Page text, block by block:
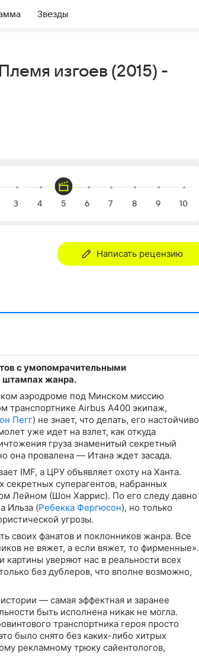
Звезды
изгоев (2015) -
Написать рецензию
с умопомрачительными
штампах жанра.
аэродроме под Минском миссию
транспортнике Airbus A400 экипаж,
Пегг) не знает, что делать, его настойчиво
уже идет на взлет, как откуда
груза знаменитый секретный
она провалена — Итана ждет засада.
IMF, а ЦРУ объявляет охоту на Ханта.
суперагентов, набранных
Лейном (Шон Харрис). По его следу давно
Ильза (Ребекка Фергюсон), но только
угрозы.
своих фанатов и поклонников жанра. Все
не вяжет, а если вяжет, то фирменные».
уверяют нас в реальности всех
без дублеров, что вполне возможно,
— самая эффектная и заранее
быть исполнена никак не могла.
транспортника героя просто
было снято без каких-либо хитрых
рекламному трюку сайентологов,